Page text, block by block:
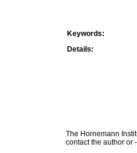
Keywords:
Details:
The Hornemann
contact the author or